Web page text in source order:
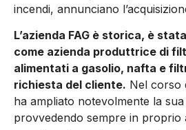
incendi, annunciano
L’azienda FAG è storica, è
come azienda produttrice di
alimentati a gasolio, nafta e
richiesta del cliente. Nel corso
ha ampliato notevolmente la
provvedendo sempre in proprio